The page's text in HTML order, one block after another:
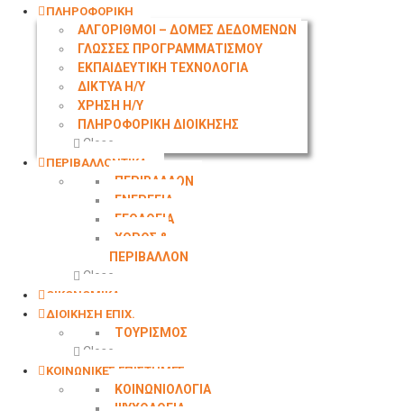
ΠΛΗΡΟΦΟΡΙΚΗ
ΑΛΓΟΡΙΘΜΟΙ – ΔΟΜΕΣ ΔΕΔΟΜΕΝΩΝ
ΓΛΩΣΣΕΣ ΠΡΟΓΡΑΜΜΑΤΙΣΜΟΥ
ΕΚΠΑΙΔΕΥΤΙΚΗ ΤΕΧΝΟΛΟΓΙΑ
ΔΙΚΤΥΑ Η/Υ
ΧΡΗΣΗ Η/Υ
ΠΛΗΡΟΦΟΡΙΚΗ ΔΙΟΙΚΗΣΗΣ
Close
ΠΕΡΙΒΑΛΛΟΝΤΙΚΑ
ΠΕΡΙΒΑΛΛΟΝ
ΕΝΕΡΓΕΙΑ
ΓΕΩΛOΓΙΑ
ΧΩΡΟΣ &
ΠΕΡΙΒΑΛΛΟΝ
Close
ΟΙΚΟΝΟΜΙΚΑ
ΔΙΟΙΚΗΣΗ ΕΠΙΧ.
ΤΟΥΡΙΣΜΟΣ
Close
ΚΟΙΝΩΝΙΚΕΣ ΕΠΙΣΤΗΜΕΣ
ΚΟΙΝΩΝΙΟΛΟΓΙΑ
ΨΥΧΟΛΟΓΙΑ